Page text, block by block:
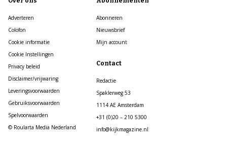
Adverteren
Colofon
Cookie informatie
Cookie Instellingen
Privacy beleid
Disclaimer/vrijwaring
Leveringsvoorwaarden
Gebruiksvoorwaarden
Spelvoorwaarden
© Roularta Media Nederland
Abonneren
Nieuwsbrief
Mijn account
Contact
Redactie
Spaklerweg 53
1114 AE Amsterdam
+31 (0)20 – 210 5300
info@kijkmagazine.nl